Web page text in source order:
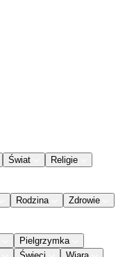
Świat
Religie
Rodzina
Zdrowie
Pielgrzymka